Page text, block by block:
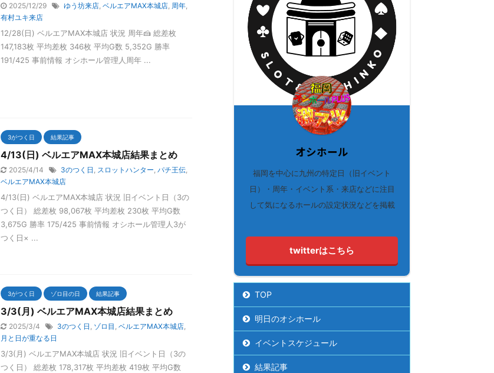
2025/12/29 ゆう坊来店 ベルエアMAX本城店 周年
有村ユキ来店
12/28(日) ベルエアMAX本城店 状況 周年🍰 総差枚
147,183枚 平均差枚 346枚 平均G数 5,352G 勝率
191/425 事前情報 オシホール管理人周年 ...
3がつく日 結果記事
4/13(日) ベルエアMAX本城店結果まとめ
2025/4/14 3のつく日 , スロットハンター, パチ王伝,
ベルエアMAX本城店
4/13(日) ベルエアMAX本城店 状況 旧イベント日（3の
つく日） 総差枚 98,067枚 平均差枚 230枚 平均G数
3,675G 勝率 175/425 事前情報 オシホール管理人3が
つく日× ...
3がつく日 ゾロ目の日 結果記事
3/3(月) ベルエアMAX本城店結果まとめ
2025/3/4 3のつく日 , ゾロ目 , ベルエアMAX本城店,
月と日が重なる日
3/3(月) ベルエアMAX本城店 状況 旧イベント日（3の
つく日） 総差枚 178,317枚 平均差枚 419枚 平均G数
オシホール
福岡を中心に九州の特定日（旧イベント
日）・周年・イベント系・来店などに注目
して気になるホールの設定状況などを掲載
twitterはこちら
TOP
明日のオシホール
イベントスケジュール
結果記事